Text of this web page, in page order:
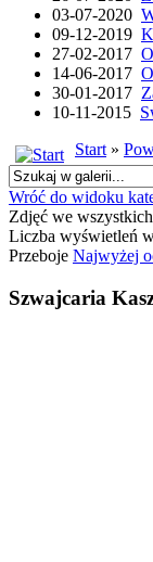
03-07-2020
09-12-2019
27-02-2017
14-06-2017
30-01-2017
10-11-2015
Start»
Wróć do widoku
Zdjęć we
Liczba wyświetleń
Przeboje Najwyżej
Szwajcaria